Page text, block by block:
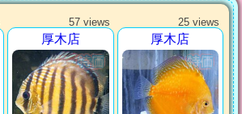
57 views
厚木店
25 views
厚木店